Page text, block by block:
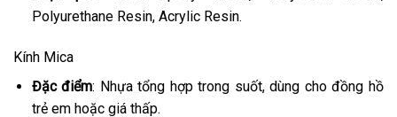
Polyurethane Resin, Acrylic Resin.
Kính Mica
Đặc điểm: Nhựa tổng hợp trong suốt, dùng cho đồng hồ
trẻ em hoặc giá thấp.